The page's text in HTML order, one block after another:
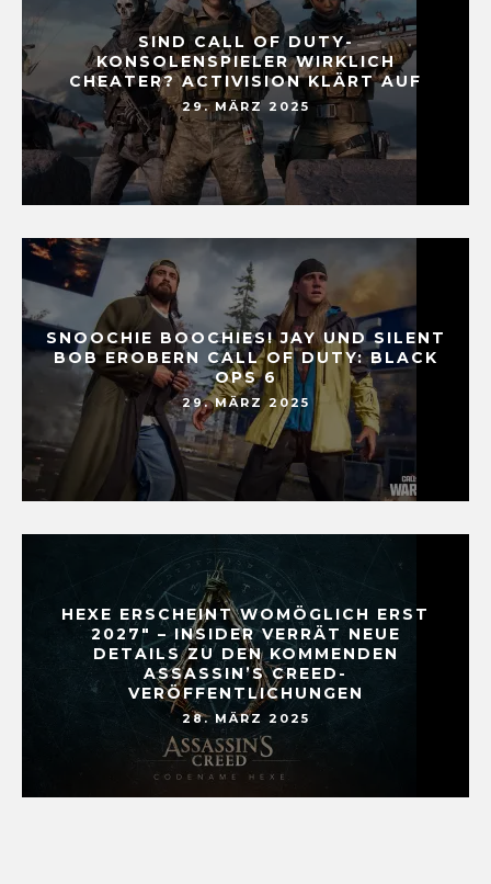
SIND CALL OF DUTY-
KONSOLENSPIELER WIRKLICH
CHEATER? ACTIVISION KLÄRT AUF
29. MÄRZ 2025
SNOOCHIE BOOCHIES! JAY UND SILENT
BOB EROBERN CALL OF DUTY: BLACK
OPS 6
29. MÄRZ 2025
HEXE ERSCHEINT WOMÖGLICH ERST
2027″ – INSIDER VERRÄT NEUE
DETAILS ZU DEN KOMMENDEN
ASSASSIN’S CREED-
VERÖFFENTLICHUNGEN
28. MÄRZ 2025